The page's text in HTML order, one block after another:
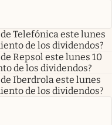
Telefónica este lunes
de los dividendos?
Repsol este lunes 10
de los dividendos?
Iberdrola este lunes
de los dividendos?